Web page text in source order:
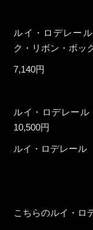
ルイ・ロデレー
ク・リボン・ボ
7,140円
ルイ・ロデレ
10,500円
ルイ・ロデレー
こちらのルイ・ロ